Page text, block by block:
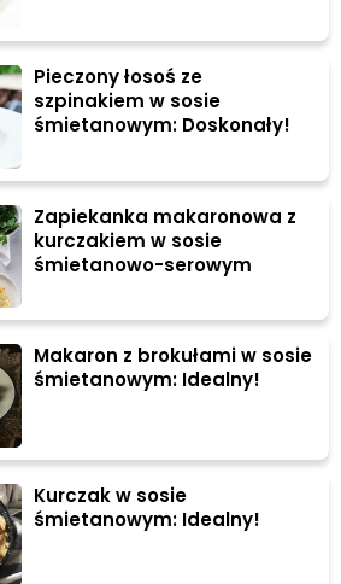
Pieczony łosoś ze
szpinakiem w sosie
śmietanowym: Doskonały!
Zapiekanka makaronowa z
kurczakiem w sosie
śmietanowo-serowym
Makaron z brokułami w sosie
śmietanowym: Idealny!
Kurczak w sosie
śmietanowym: Idealny!